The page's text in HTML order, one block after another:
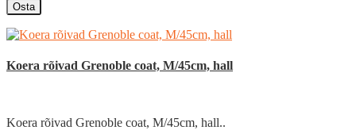
Osta
Koera rõivad Grenoble coat, M/45cm, hall
Koera rõivad Grenoble coat, M/45cm, hall..